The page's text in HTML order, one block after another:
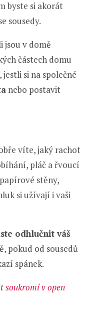
byste si akorát
sousedy.
jsou v domě
částech domu
si na společné
nebo postavit
víte, jaký rachot
pláč a řvoucí
stěny,
si užívají i vaši
odhlučnit váš
pokud od sousedů
spánek.
soukromí v open